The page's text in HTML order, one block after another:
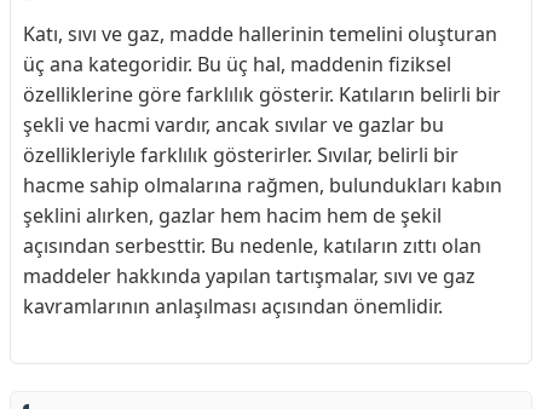
Katı, sıvı ve gaz, madde hallerinin temelini oluşturan
üç ana kategoridir. Bu üç hal, maddenin fiziksel
özelliklerine göre farklılık gösterir. Katıların belirli bir
şekli ve hacmi vardır, ancak sıvılar ve gazlar bu
özellikleriyle farklılık gösterirler. Sıvılar, belirli bir
hacme sahip olmalarına rağmen, bulundukları kabın
şeklini alırken, gazlar hem hacim hem de şekil
açısından serbesttir. Bu nedenle, katıların zıttı olan
maddeler hakkında yapılan tartışmalar, sıvı ve gaz
kavramlarının anlaşılması açısından önemlidir.